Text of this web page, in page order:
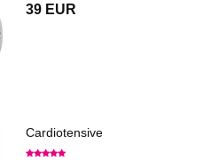
39 EUR
Cardiotensive